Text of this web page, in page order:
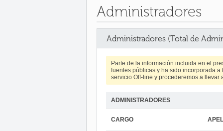
Administradores
Administradores (Total de
Parte de la información incluida en el
fuentes públicas y ha sido incorporada
servicio Off-line y procederemos a llevar
ADMINISTRADORES
CARGO